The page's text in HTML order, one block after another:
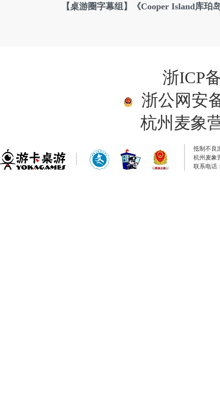
【桌游圈字幕组】《Cooper Island库珀
浙ICP
浙公网安
杭州麦象
抵制不良
杭州麦象
联系电话